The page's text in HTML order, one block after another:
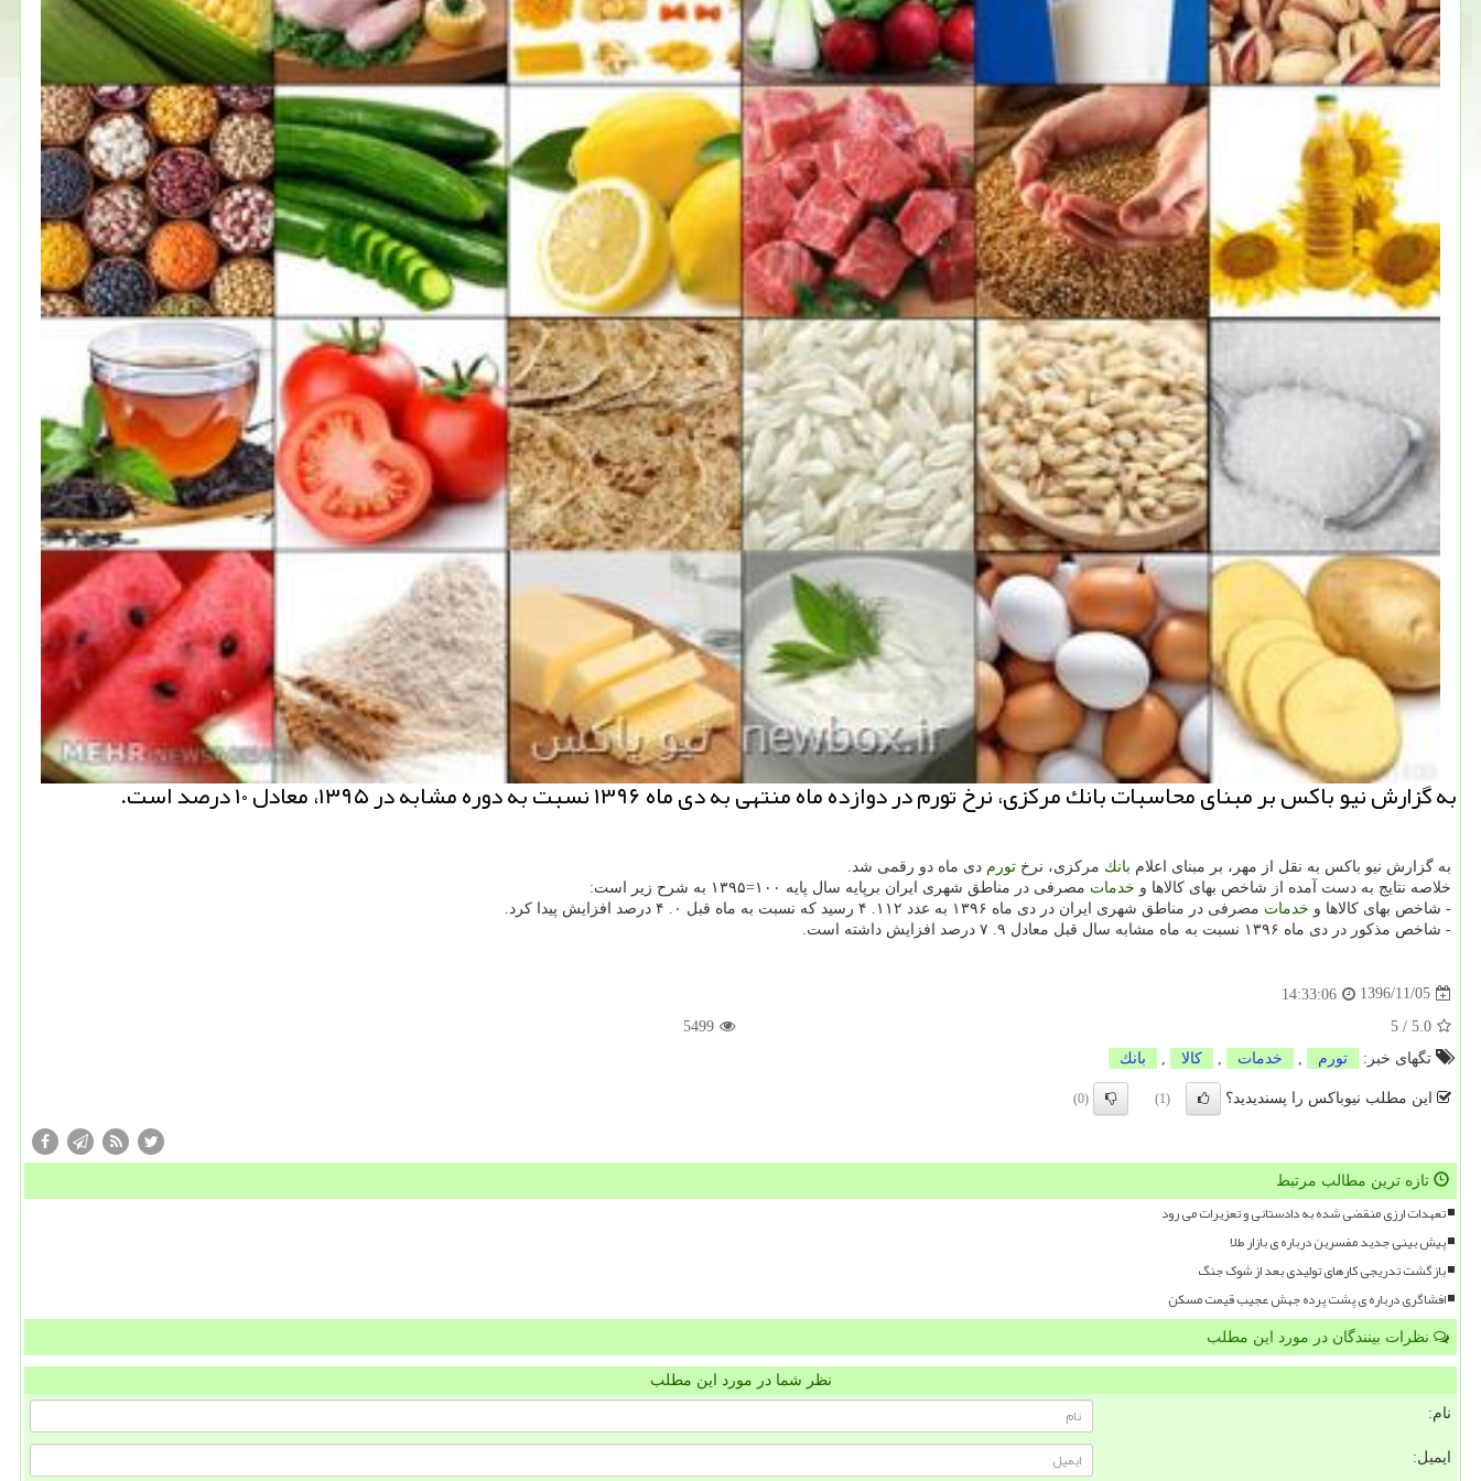
به گزارش نیو باكس بر مبنای محاسبات بانك مركزی، نرخ تورم در دوازده ماه منتهی به دی ماه ۱۳۹۶ نسبت به دوره مشابه در ۱۳۹۵، معادل ۱۰ درصد است.
به گزارش نیو باكس به نقل از مهر، بر مبنای اعلام بانك مركزی، نرخ تورم دی ماه دو رقمی شد.
خلاصه نتایج به دست آمده از شاخص بهای كالاها و خدمات مصرفی در مناطق شهری ایران برپایه سال پایه ۱۰۰=۱۳۹۵ به شرح زیر است:
- شاخص بهای كالاها و خدمات مصرفی در مناطق شهری ایران در دی ماه ۱۳۹۶ به عدد ۱۱۲. ۴ رسید كه نسبت به ماه قبل ۰. ۴ درصد افزایش پیدا كرد.
- شاخص مذكور در دی ماه ۱۳۹۶ نسبت به ماه مشابه سال قبل معادل ۹. ۷ درصد افزایش داشته است.
1396/11/05
14:33:06
5.0
/
5
5499
تگهای خبر:
تورم خدمات كالا بانك
این مطلب نیوباکس را پسندیدید؟ (1)
(0)
تازه ترین مطالب مرتبط
تعهدات ارزی منقضی شده به دادستانی و تعزیرات می رود
پیش بینی جدید مفسرین درباره ی بازار طلا
بازگشت تدریجی کارهای تولیدی بعد از شوک جنگ
افشاگری درباره ی پشت پرده جهش عجیب قیمت مسکن
نظرات بینندگان در مورد این مطلب
نظر شما در مورد این مطلب
نام:
ایمیل: